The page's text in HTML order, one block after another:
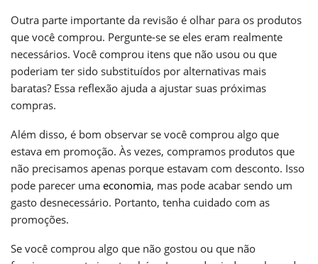
Outra parte importante da revisão é olhar para os produtos
que você comprou. Pergunte-se se eles eram realmente
necessários. Você comprou itens que não usou ou que
poderiam ter sido substituídos por alternativas mais
baratas? Essa reflexão ajuda a ajustar suas próximas
compras.
Além disso, é bom observar se você comprou algo que
estava em promoção. Às vezes, compramos produtos que
não precisamos apenas porque estavam com desconto. Isso
pode parecer uma economia, mas pode acabar sendo um
gasto desnecessário. Portanto, tenha cuidado com as
promoções.
Se você comprou algo que não gostou ou que não